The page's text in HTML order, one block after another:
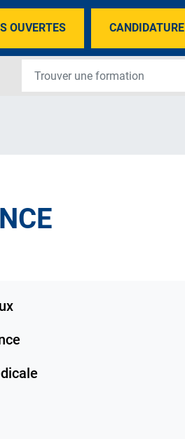
OUVERTES CANDIDATURE